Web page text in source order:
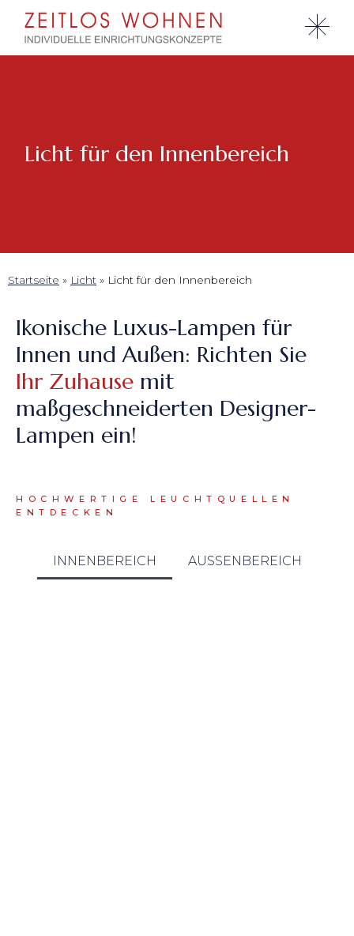
Licht für den Innenbereich
Startseite » Licht » Licht für den Innenbereich
Ikonische Luxus-Lampen für
Innen und Außen: Richten Sie
Ihr Zuhause mit
maßgeschneiderten Designer-
Lampen ein!
HOCHWERTIGE LEUCHTQUELLEN
ENTDECKEN
INNENBEREICH AUSSENBEREICH